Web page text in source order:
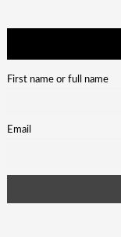
First name or full name
Email